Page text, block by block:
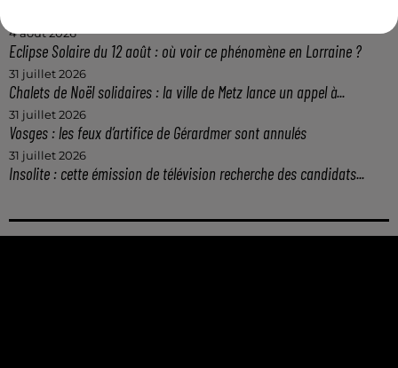
4 août 2026
Eclipse Solaire du 12 août : où voir ce phénomène en Lorraine ?
31 juillet 2026
Chalets de Noël solidaires : la ville de Metz lance un appel à...
31 juillet 2026
Vosges : les feux d’artifice de Gérardmer sont annulés
31 juillet 2026
Insolite : cette émission de télévision recherche des candidats...